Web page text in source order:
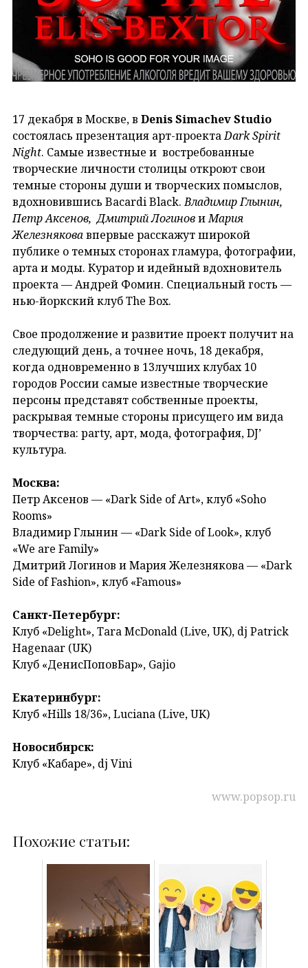
17 декабря в Москве, в Denis Simachev Studio
состоялась презентация арт-проекта Dark Spirit
Night. Самые известные и востребованные
творческие личности столицы откроют свои
темные стороны души и творческих помыслов,
вдохновившись Bacardi Black. Владимир Глынин,
Петр Аксенов, Дмитрий Логинови Мария
Железняковавпервые расскажут широкой
публике о темных сторонах гламура, фотографии,
арта и моды. Куратор и идейный вдохновитель
проекта — Андрей Фомин. Специальный гость —
нью-йоркский клуб The Box.
Свое продолжение и развитие проект получит на
следующий день, а точнее ночь, 18 декабря,
когда одновременно в 13лучших клубах 10
городов России самые известные творческие
персоны представят собственные проекты,
раскрывая темные стороны присущего им вида
творчества: party, арт, мода, фотография, DJ’
культура.
Москва:
Петр Аксенов — «Dark Side of Art», клуб «Soho
Rooms»
Владимир Глынин — «Dark Side of Look», клуб
«We are Family»
Дмитрий Логинов и Мария Железнякова — «Dark
Side of Fashion», клуб «Famous»
Санкт-Петербург:
Клуб «Delight», Tara McDonald (Live, UK), dj Patrick
Hagenaar (UK)
Клуб «ДенисПоповБар», Gajio
Екатеринбург:
Клуб «Hills 18/36», Luciana (Live, UK)
Новосибирск:
Клуб «Кабаре», dj Vini
www.popsop.ru
Похожие статьи: